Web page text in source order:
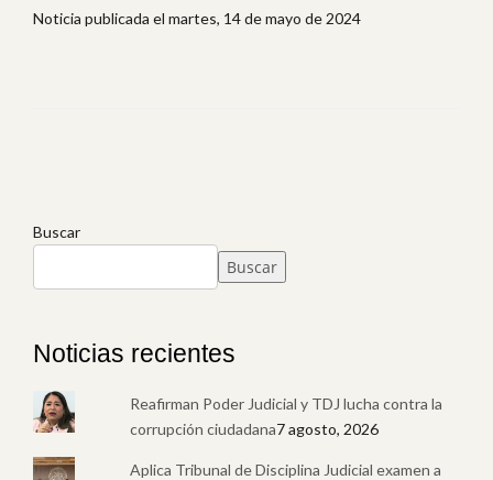
Noticia publicada el martes, 14 de mayo de 2024
Buscar
Buscar
Noticias recientes
Reafirman Poder Judicial y TDJ lucha contra la
corrupción ciudadana7 agosto, 2026
Aplica Tribunal de Disciplina Judicial examen a